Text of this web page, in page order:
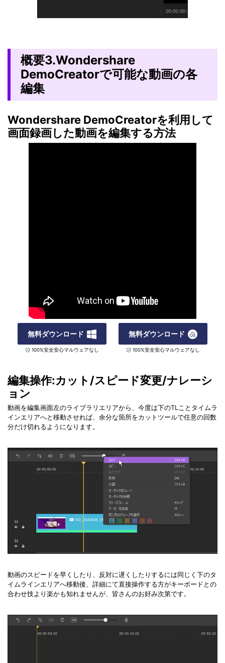
概要3.Wondershare
DemoCreatorで可能な動画の各
編集
Wondershare DemoCreatorを利用して
画面録画した動画を編集する方法
無料ダウンロード
100%安全安心マルウェアなし
無料ダウンロード
100%安全安心マルウェアなし
編集操作:カット/スピード変更/ナレーシ
ョン
動画を編集画面左のライブラリエリアから、今度は下のTLことタイムラ
インエリアへと移動させれば、余分な箇所をカットツールで任意の回数
分だけ切れるようになります。
動画のスピードを早くしたり、反対に遅くしたりするには同じく下のタ
イムラインエリアへ移動後、詳細にて直接操作する方がキーボードとの
合わせ技より楽かも知れませんが、皆さんのお好み次第です。